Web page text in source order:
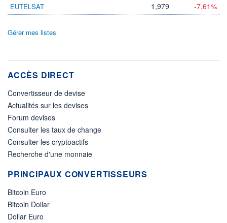
EUTELSAT 1,979 -7,61%
Gérer mes listes
ACCÈS DIRECT
Convertisseur de devise
Actualités sur les devises
Forum devises
Consulter les taux de change
Consulter les cryptoactifs
Recherche d'une monnaie
PRINCIPAUX CONVERTISSEURS
Bitcoin Euro
Bitcoin Dollar
Dollar Euro